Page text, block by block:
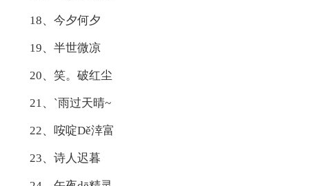
18、今夕何夕
19、半世微凉
20、笑。破红尘
21、`雨过天晴~
22、咹啶Dě涬富
23、诗人迟暮